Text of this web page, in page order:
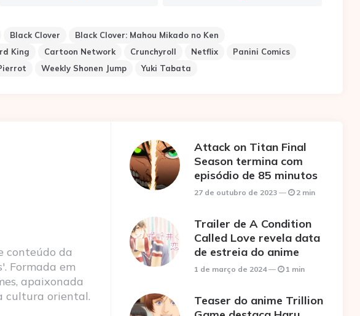
Black Clover
Black Clover: Mahоu Mikado no Ken
King
Cartoon Network Crunchyroll Netflix
Panini Comics
Weekly Shonen Jump Yuki Tabata
conteúdo da
Formada em
apaixonada
cultura oriental.
Attack on Titan Final
Season termina com
episódio de 85 minutos
27 de outubro de 2023 2 min
Trailer de A Condition
Called Love revela data
de estreia do anime
1 de março de 2024 1 min
Teaser do anime Trillion